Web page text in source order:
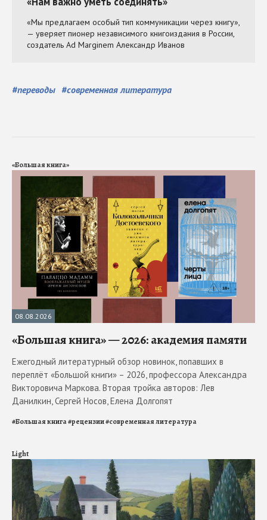
#переводы #современная литература
«Большая книга»
08.08.2026
«Большая книга» — 2026: академия памяти
Ежегодный литературный обзор новинок, попавших в
переплёт «Большой книги» – 2026, профессора Александра
Викторовича Маркова. Вторая тройка авторов: Лев
Данилкин, Сергей Носов, Елена Долгопят
#Большая книга#рецензии#современная литература
Light